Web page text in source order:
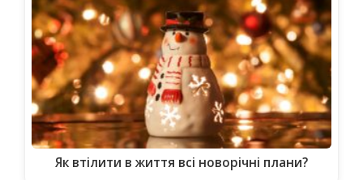
Як втілити в життя всі новорічні плани?